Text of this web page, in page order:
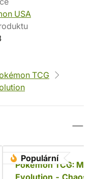
USA
TCG
Populární
Pokémon TCG:
Evolution - Chaos